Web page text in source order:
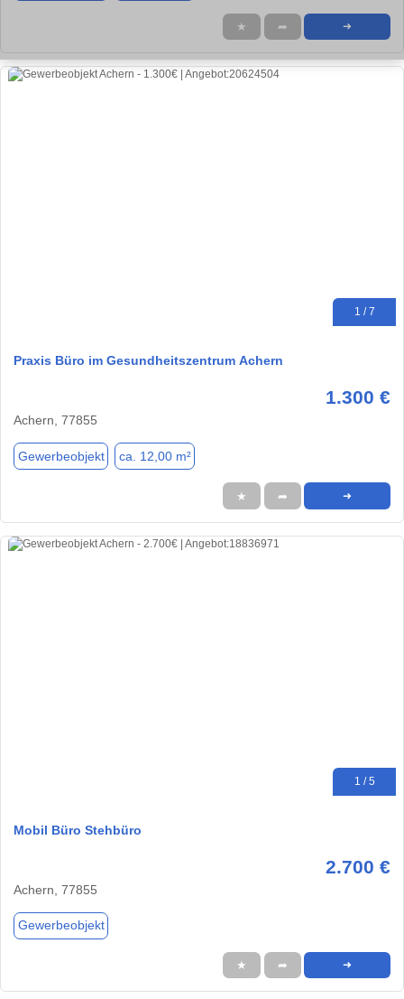
★ ➦ ➜
1 / 7
Praxis Büro im Gesundheitszentrum Achern
1.300 €
Achern, 77855
Gewerbeobjekt ca. 12,00 m²
★ ➦ ➜
1 / 5
Mobil Büro Stehbüro
2.700 €
Achern, 77855
Gewerbeobjekt
★ ➦ ➜